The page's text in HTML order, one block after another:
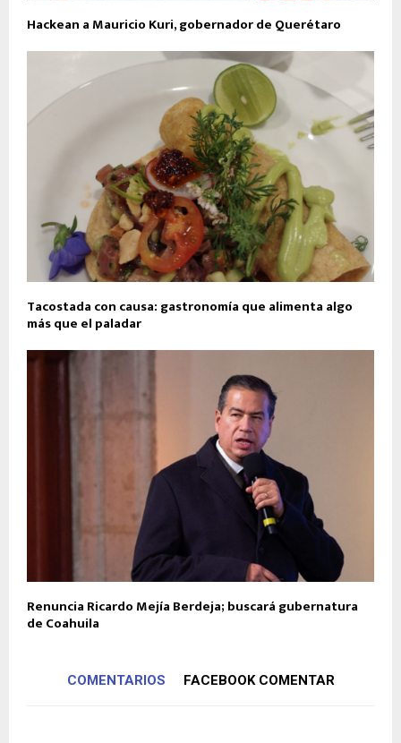
Hackean a Mauricio Kuri, gobernador de Querétaro
Tacostada con causa: gastronomía que alimenta algo
más que el paladar
Renuncia Ricardo Mejía Berdeja; buscará gubernatura
de Coahuila
COMENTARIOS FACEBOOK COMENTAR